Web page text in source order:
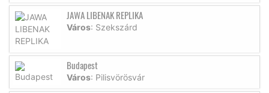
JAWA LIBENAK REPLIKA
Város: Szekszárd
Budapest
Város: Pilisvörösvár